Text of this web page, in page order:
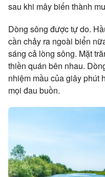
sau khi mây biến thành
Dòng sông được tự do.
cần chảy ra ngoài biển
sáng cả lòng sông. Mặt
thiền quán bên nhau.
nhiệm mầu của giây phút
mọi đau buồn.